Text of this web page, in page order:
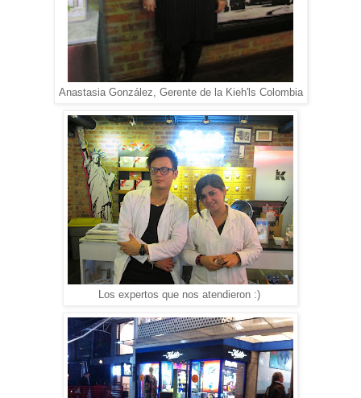
Anastasia González, Gerente de la Kieh'ls Colombia
Los expertos que nos atendieron :)